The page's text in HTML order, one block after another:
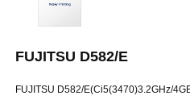
FUJITSU D582/E
FUJITSU D582/E(Ci5(3470)3.2GHz/